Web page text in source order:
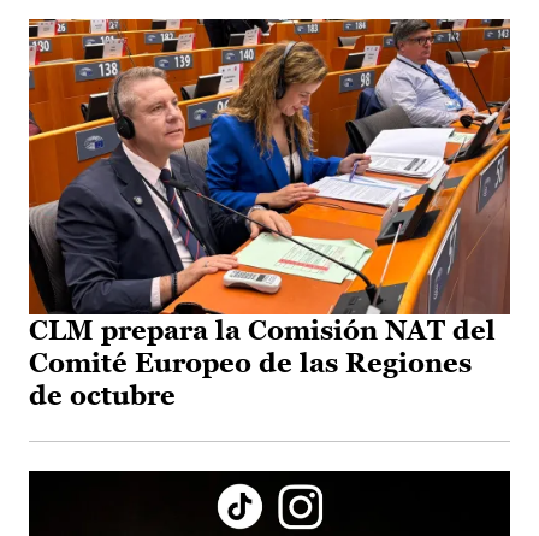
CLM prepara la Comisión NAT del
Comité Europeo de las Regiones
de octubre